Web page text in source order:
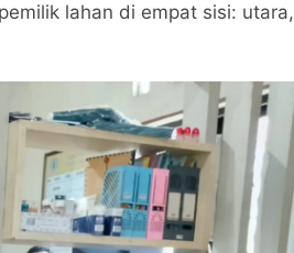
lahan di empat sisi: utara,